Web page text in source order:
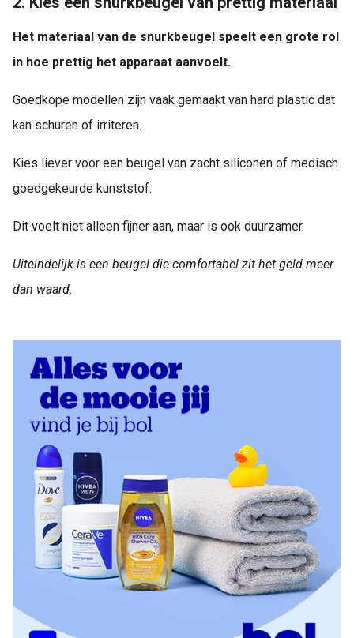
Het materiaal van de snurkbeugel speelt een grote rol
in hoe prettig het apparaat aanvoelt.
Goedkope modellen zijn vaak gemaakt van hard plastic dat
kan schuren of irriteren.
Kies liever voor een beugel van zacht siliconen of medisch
goedgekeurde kunststof.
Dit voelt niet alleen fijner aan, maar is ook duurzamer.
Uiteindelijk is een beugel die comfortabel zit het geld meer
dan waard.